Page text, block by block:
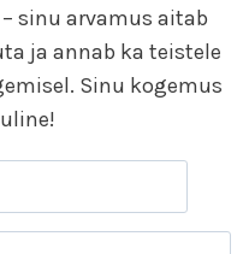
sinu arvamus aitab
ja annab ka teistele
Sinu kogemus